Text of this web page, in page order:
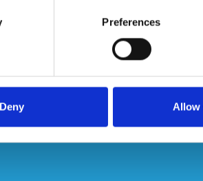
Preferences
Deny Allow
met 12 treden
is ideaal voor
essentieel zijn.